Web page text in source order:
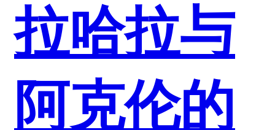
拉哈拉与
阿克伦的